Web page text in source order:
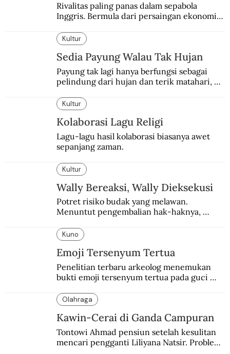
Rivalitas paling panas dalam sepabola
Inggris. Bermula dari persaingan ekonomi
Kultur
Sedia Payung Walau Tak Hujan
Payung tak lagi hanya berfungsi sebagai
pelindung dari hujan dan terik matahari,
Kultur
Kolaborasi Lagu Religi
Lagu-lagu hasil kolaborasi biasanya awet
sepanjang zaman.
Kultur
Wally Bereaksi, Wally Dieksekusi
Potret risiko budak yang melawan.
Menuntut pengembalian hak-haknya,
dengan dibakar hidup-hidup.
Kuno
Emoji Tersenyum Tertua
Penelitian terbaru arkeolog menemukan
bukti emoji tersenyum tertua pada guci
Olahraga
Kawin-Cerai di Ganda Campuran
Tontowi Ahmad pensiun setelah kesulitan
mencari pengganti Liliyana Natsir. Problem